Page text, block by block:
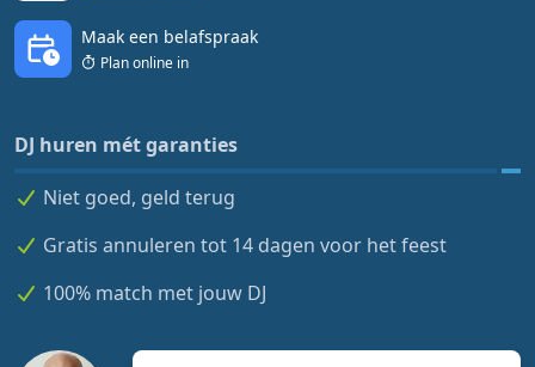
Maak een belafspraak
Plan online in
DJ huren mét garanties
Niet goed, geld terug
Gratis annuleren tot 14 dagen voor het feest
100% match met jouw DJ